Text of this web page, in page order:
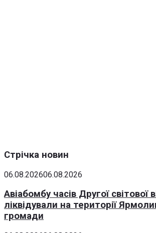
Стрічка новин
06.08.202606.08.2026
Авіабомбу часів Другої світової
ліквідували на території
громади